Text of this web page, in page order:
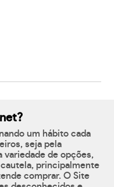
um hábito cada
seja pela
variedade de opções,
principalmente
comprar. O Site